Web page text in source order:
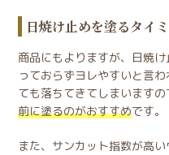
日焼け止めを塗るタイ
商品にもよりますが、日焼
っておらずヨレやすいと言
ても落ちてきてしまいますの
前に塗るのがおすすめです。
また、サンカット指数が高